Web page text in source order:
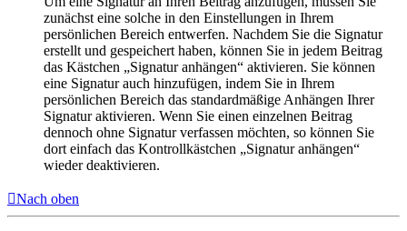
zunächst eine solche in den Einstellungen in Ihrem
persönlichen Bereich entwerfen. Nachdem Sie die Signatur
erstellt und gespeichert haben, können Sie in jedem Beitrag
das Kästchen „Signatur anhängen“ aktivieren. Sie können
eine Signatur auch hinzufügen, indem Sie in Ihrem
persönlichen Bereich das standardmäßige Anhängen Ihrer
Signatur aktivieren. Wenn Sie einen einzelnen Beitrag
dennoch ohne Signatur verfassen möchten, so können Sie
dort einfach das Kontrollkästchen „Signatur anhängen“
wieder deaktivieren.
Nach oben